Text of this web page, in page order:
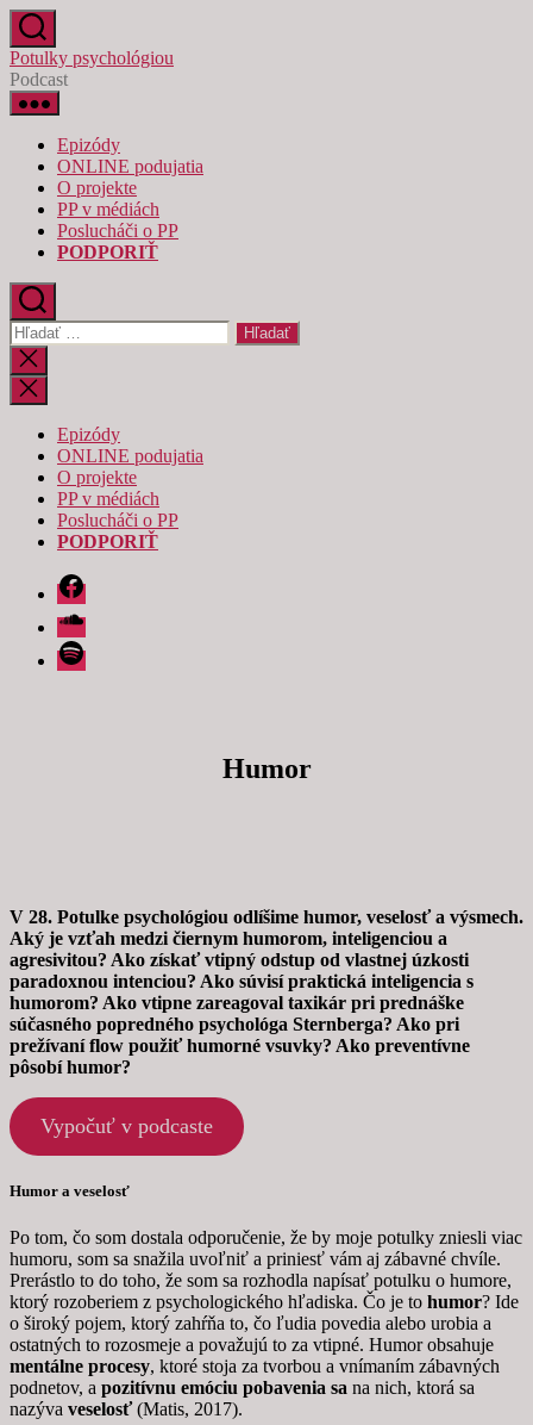
Preskočiť
na
obsah
Potulky psychológiou
Podcast
Epizódy
ONLINE podujatia
O projekte
PP v médiách
Poslucháči o PP
PODPORIŤ
Vyhľadať:
Zatvoriť
vyhľadávanie
Epizódy
ONLINE podujatia
O projekte
PP v médiách
Poslucháči o PP
PODPORIŤ
Facebook
Soundcloud
Spotify
Humor
V 28. Potulke psychológiou odlíšime humor, veselosť a výsmech.
Aký je vzťah medzi čiernym humorom, inteligenciou a
agresivitou? Ako získať vtipný odstup od vlastnej úzkosti
paradoxnou intenciou? Ako súvisí praktická inteligencia s
humorom? Ako vtipne zareagoval taxikár pri prednáške
súčasného popredného psychológa Sternberga? Ako pri
prežívaní flow použiť humorné vsuvky? Ako preventívne
pôsobí humor?
Vypočuť v podcaste
Humor a veselosť
Po tom, čo som dostala odporučenie, že by moje potulky zniesli viac
humoru, som sa snažila uvoľniť a priniesť vám aj zábavné chvíle.
Prerástlo to do toho, že som sa rozhodla napísať potulku o humore,
ktorý rozoberiem z psychologického hľadiska. Čo je to humor? Ide
o široký pojem, ktorý zahŕňa to, čo ľudia povedia alebo urobia a
ostatných to rozosmeje a považujú to za vtipné. Humor obsahuje
mentálne procesy, ktoré stoja za tvorbou a vnímaním zábavných
podnetov, a pozitívnu emóciu pobavenia sa na nich, ktorá sa
nazýva veselosť(Matis, 2017).